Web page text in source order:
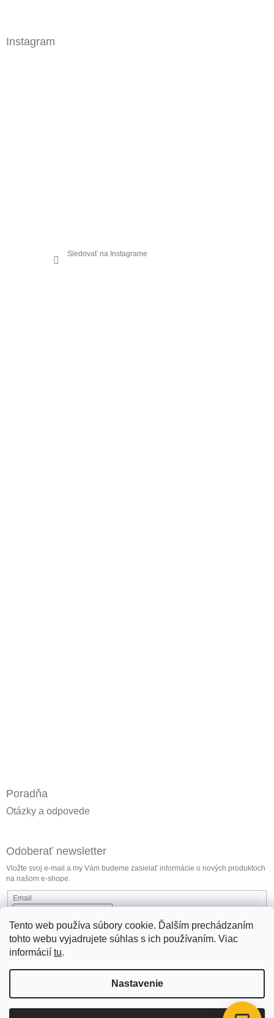
Tento web používa súbory cookie. Ďalším prechádzaním
tohto webu vyjadrujete súhlas s ich používaním. Viac
informácií tu.
Nastavenie
Instagram
Sledovať na Instagrame
Poradňa
Otázky a odpovede
Odoberať newsletter
Vložte svoj e-mail a my Vám budeme zasielať informácie o nových produktoch
na našom e-shope.
Email
Vložením e-mailu súhlasíte spodmienkami ochrany osobných údajov
Prihlásiť sa